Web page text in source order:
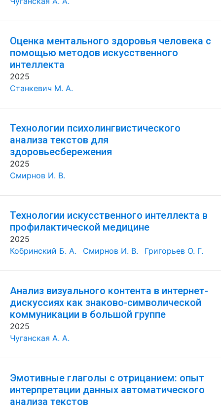
Оценка ментального здоровья человека с
помощью методов искусственного
интеллекта
2025
Станкевич М. А.
Технологии психолингвистического
анализа текстов для
здоровьесбережения
2025
Смирнов И. В.
Технологии искусственного интеллекта в
профилактической медицине
2025
Кобринский Б. А.
Смирнов И. В. Григорьев О. Г.
Анализ визуального контента в интернет-
дискуссиях как знаково-символической
коммуникации в большой группе
2025
Чуганская А. А.
Эмотивные глаголы с отрицанием: опыт
интерпретации данных автоматического
анализа текстов